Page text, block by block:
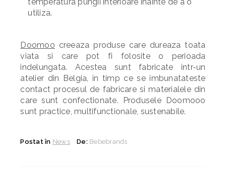
utiliza.
Doomoo creeaza produse care dureaza toata
viata si care pot fi folosite o perioada
indelungata. Acestea sunt fabricate intr-un
atelier din Belgia, in timp ce se imbunatateste
contact procesul de fabricare si materialele din
care sunt confectionate. Produsele Doomooo
sunt practice, multifunctionale, sustenabile.
Postat în News De: Bebebrands